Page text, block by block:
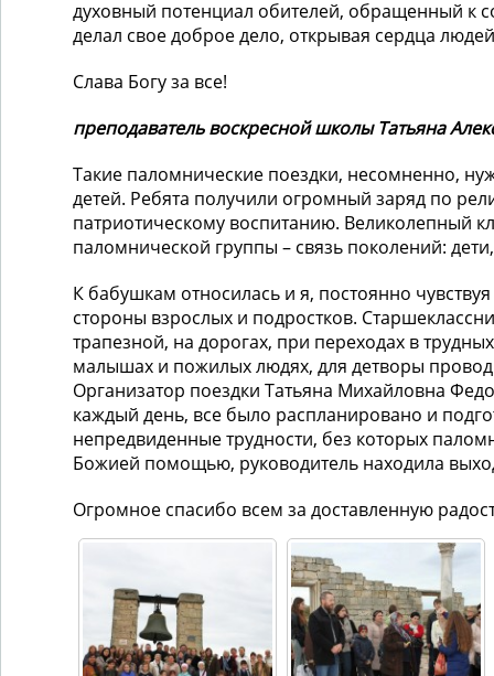
духовный потенциал обителей, обращенный к
делал свое доброе дело, открывая сердца
Слава Богу за все!
преподаватель воскресной школы Татьяна
Такие паломнические поездки, несомненно,
детей. Ребята получили огромный заряд по
патриотическому воспитанию. Великолепный
паломнической группы – связь поколений:
К бабушкам относилась и я, постоянно
стороны взрослых и подростков.
трапезной, на дорогах, при переходах в
малышах и пожилых людях, для детворы
Организатор поездки Татьяна Михайловна
каждый день, все было распланировано и
непредвиденные трудности, без которых
Божией помощью, руководитель находила
Огромное спасибо всем за доставленную